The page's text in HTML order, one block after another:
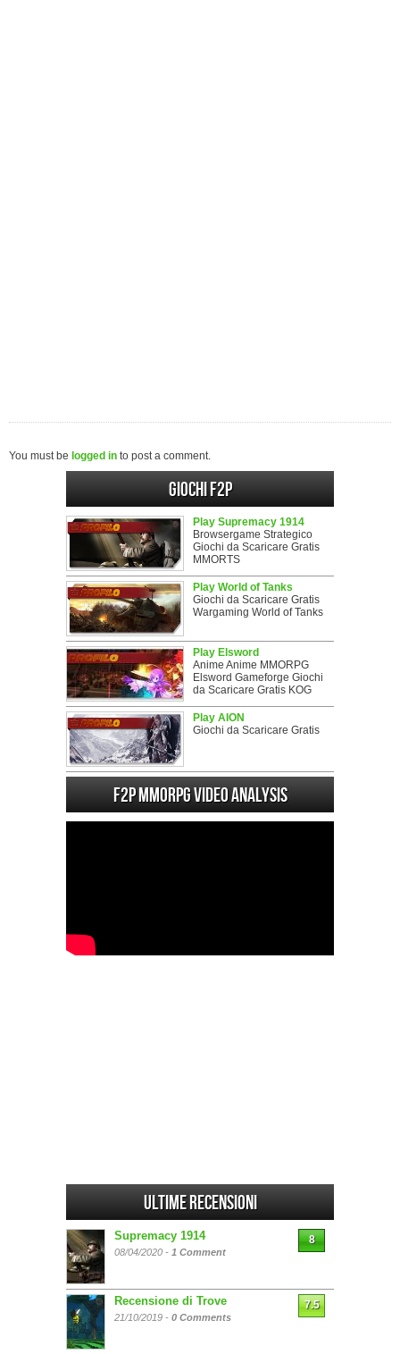
You must be logged in to post a comment.
Giochi F2P
Play Supremacy 1914
Browsergame Strategico
Giochi da Scaricare Gratis
MMORTS
Play World of Tanks
Giochi da Scaricare Gratis
Wargaming World of Tanks
Play Elsword
Anime Anime MMORPG
Elsword Gameforge Giochi
da Scaricare Gratis KOG
Play AION
Giochi da Scaricare Gratis
F2P MMORPG Video analysis
Ultime Recensioni
Supremacy 1914
08/04/2020 - 1 Comment
8
Recensione di Trove
21/10/2019 - 0 Comments
7.5